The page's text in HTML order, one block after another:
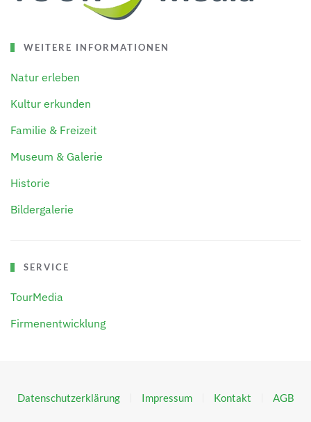
WEITERE INFORMATIONEN
Natur erleben
Kultur erkunden
Familie & Freizeit
Museum & Galerie
Historie
Bildergalerie
SERVICE
TourMedia
Firmenentwicklung
Datenschutzerklärung Impressum Kontakt AGB